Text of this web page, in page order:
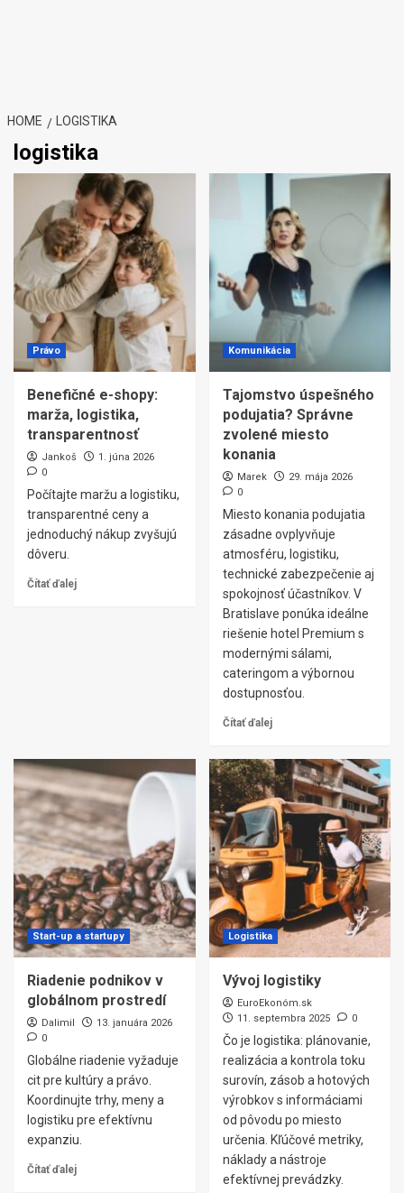
HOME LOGISTIKA
logistika
Právo
Benefičné e-shopy:
marža, logistika,
transparentnosť
Jankoš
1. júna 2026
0
Počítajte maržu a logistiku,
transparentné ceny a
jednoduchý nákup zvyšujú
dôveru.
Čítať ďalej
Komunikácia
Tajomstvo úspešného
podujatia? Správne
zvolené miesto
konania
Marek
29. mája 2026
0
Miesto konania podujatia
zásadne ovplyvňuje
atmosféru, logistiku,
technické zabezpečenie aj
spokojnosť účastníkov. V
Bratislave ponúka ideálne
riešenie hotel Premium s
modernými sálami,
cateringom a výbornou
dostupnosťou.
Čítať ďalej
Start-up a startupy
Riadenie podnikov v
globálnom prostredí
Dalimil
13. januára 2026
0
Globálne riadenie vyžaduje
cit pre kultúry a právo.
Koordinujte trhy, meny a
logistiku pre efektívnu
expanziu.
Čítať ďalej
Logistika
Vývoj logistiky
EuroEkonóm.sk
11. septembra 2025
0
Čo je logistika: plánovanie,
realizácia a kontrola toku
surovín, zásob a hotových
výrobkov s informáciami
od pôvodu po miesto
určenia. Kľúčové metriky,
náklady a nástroje
efektívnej prevádzky.